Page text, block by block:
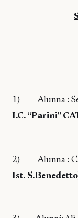
1) Alunna :
I.C. “Parini”
2) Alunna :
Ist.